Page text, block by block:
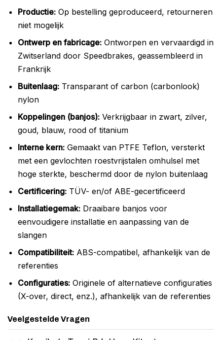
Productie:Op bestelling geproduceerd, retourneren
niet mogelijk
Ontwerp en fabricage:Ontworpen en vervaardigd in
Zwitserland door Speedbrakes, geassembleerd in
Frankrijk
Buitenlaag:Transparant of carbon (carbonlook)
nylon
Koppelingen (banjos):Verkrijgbaar in zwart, zilver,
goud, blauw, rood of titanium
Interne kern:Gemaakt van PTFE Teflon, versterkt
met een gevlochten roestvrijstalen omhulsel met
hoge sterkte, beschermd door de nylon buitenlaag
Certificering:TÜV- en/of ABE-gecertificeerd
Installatiegemak:Draaibare banjos voor
eenvoudigere installatie en aanpassing van de
slangen
Compatibiliteit:ABS-compatibel, afhankelijk van de
referenties
Configuraties:Originele of alternatieve configuraties
(X-over, direct, enz.), afhankelijk van de referenties
Veelgestelde Vragen